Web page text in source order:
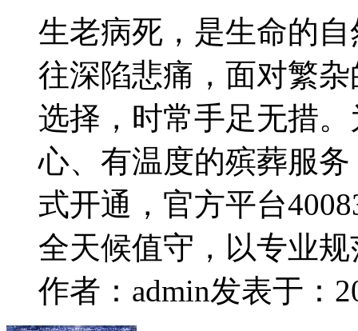
生老病死，是生命的
往深陷悲痛，面对繁
选择，时常手足无措
心、有温度的殡葬服务
式开通，官方平台
全天候值守，以专业
作者：admin发表于：